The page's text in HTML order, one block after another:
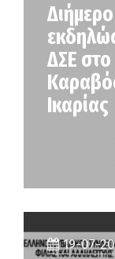
Διήμερο
ΔΣΕ στο
Ικαρίας
19-07-